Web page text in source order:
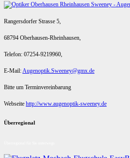
Rangersdorfer Strasse 5,
68794 Oberhausen-Rheinhausen,
Telefon: 07254-9219960,
E-Mail: Augenoptik.Sweeney@gmx.de
Bitte um Terminvereinbarung
Webseite http://www.augenoptik-sweeney.de
Überregional